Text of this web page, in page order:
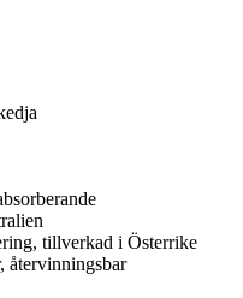
tillverkad i Österrike
återvinningsbar